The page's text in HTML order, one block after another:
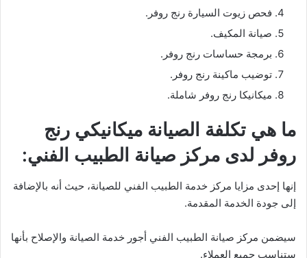
فحص زيوت السيارة رنج روفر.
صيانة المكيف.
برمجة حساسات رنج روفر.
توضيب ماكينة رنج روفر.
ميكانيكا رنج روفر شاملة.
ما هي تكلفة الصيانة ميكانيكي رنج
روفر لدى مركز صيانة الطبيب الفني:
إنها إحدى مزايا مركز خدمة الطبيب الفني للصيانة، حيث أنه بالإضافة
إلى جودة الخدمة المقدمة.
سيضمن مركز صيانة الطبيب الفني أجور خدمة الصيانة والإصلاح بأنها
ستناسب جميع العملاء.